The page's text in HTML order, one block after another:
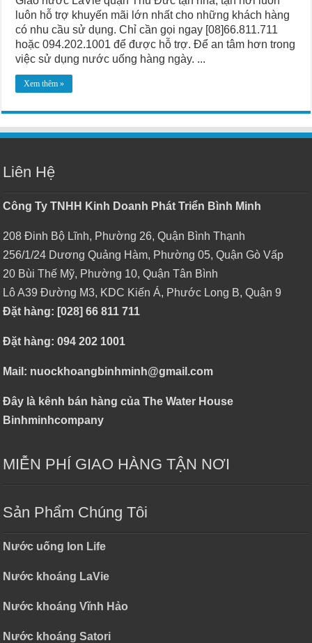
luôn hỗ trợ khuyến mãi lớn nhất cho những khách hàng
có nhu cầu sử dụng. Chỉ cần gọi ngay [08]66.811.711
hoặc 094.202.1001 để được hỗ trợ. Để an tâm hơn trong
việc sử dụng nước uống hàng ngày. ...
Xem thêm »
Liên Hệ
Công Ty TNHH Kinh Doanh Phát Triển Bình Minh
208 Đinh Bộ Lĩnh, Phường 26, Quận Bình Thạnh
256/1/24 Dương Quảng Hàm, Phường 05, Quận Gò Vấp
20 Bùi Thế Mỹ, Phường 10, Quận Tân Bình
Lô A39 Đường M3, KDC Kiến Á, Phước Long B, Quận 9
Đặt hàng: [028] 66 811 711
Đặt hàng: 094 202 1001
Mail: nuockhoangbinhminh@gmail.com
Đây là kênh bán hàng của The Water House
Binhminhcompany
MIỄN PHÍ GIAO HÀNG TẬN NƠI
Sản Phẩm Chúng Tôi
Nước uống Ion Life
Nước khoáng LaVie
Nước khoáng Vĩnh Hảo
Nước khoáng Satori